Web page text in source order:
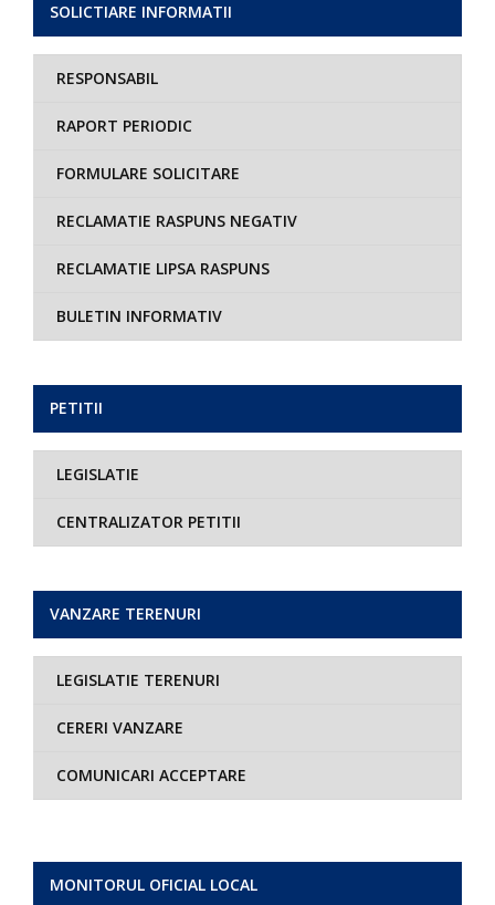
MONITORUL OFICIAL LOCAL
SOLICTIARE INFORMATII
RESPONSABIL
RAPORT PERIODIC
FORMULARE SOLICITARE
RECLAMATIE RASPUNS NEGATIV
RECLAMATIE LIPSA RASPUNS
BULETIN INFORMATIV
PETITII
LEGISLATIE
CENTRALIZATOR PETITII
VANZARE TERENURI
LEGISLATIE TERENURI
CERERI VANZARE
COMUNICARI ACCEPTARE